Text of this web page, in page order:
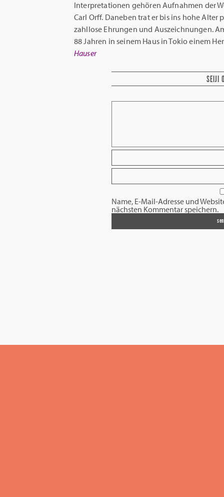
Interpretationen gehören Aufnahmen der
Carl Orff. Daneben trat er bis ins hohe
zahllose Ehrungen und Auszeichnungen.
88 Jahren in seinem Haus in Tokio einem
Hauser
SEIJI
Name, E-Mail-Adresse und
nächsten Kommentar speichern.